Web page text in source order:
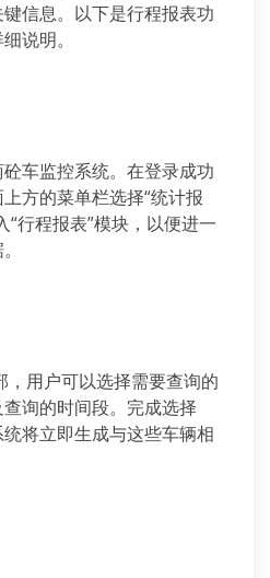
信息。以下是行程报表功
说明。
车监控系统。在登录成功
方的菜单栏选择“统计报
“行程报表”模块，以便进一
，用户可以选择需要查询的
询的时间段。完成选择
将立即生成与这些车辆相